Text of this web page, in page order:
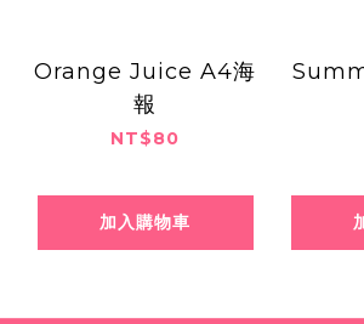
Orange Juice A4海
報
NT$80
加入購物車